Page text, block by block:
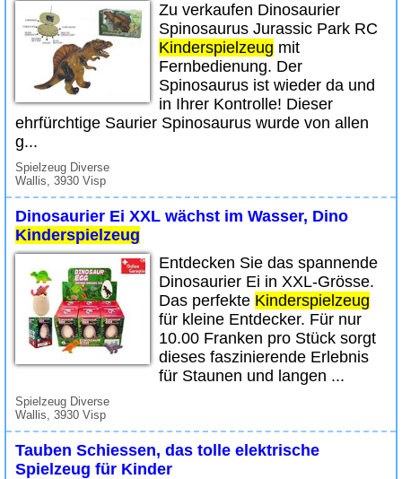
Zu verkaufen Dinosaurier
Spinosaurus Jurassic Park RC
Kinderspielzeug mit
Fernbedienung. Der
Spinosaurus ist wieder da und
in Ihrer Kontrolle! Dieser
ehrfürchtige Saurier Spinosaurus wurde von allen
g...
Spielzeug Diverse
Wallis, 3930 Visp
Dinosaurier Ei XXL wächst im Wasser, Dino
Kinderspielzeug
Entdecken Sie das spannende
Dinosaurier Ei in XXL-Grösse.
Das perfekte Kinderspielzeug
für kleine Entdecker. Für nur
10.00 Franken pro Stück sorgt
dieses faszinierende Erlebnis
für Staunen und langen ...
Spielzeug Diverse
Wallis, 3930 Visp
Tauben Schiessen, das tolle elektrische
Spielzeug für Kinder